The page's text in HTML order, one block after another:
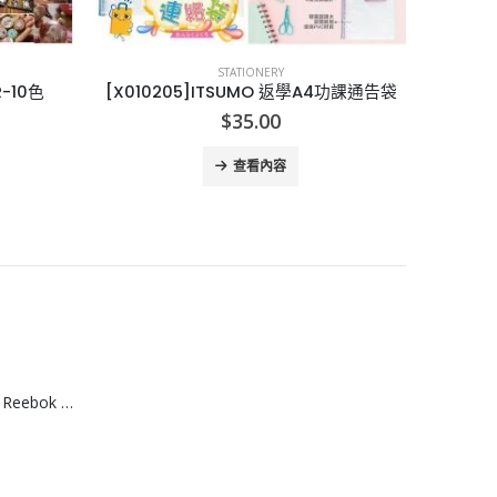
告袋
STATIONERY
[U006164]CREATIONS universe of imagination 颜料组合
$87.00
查看內容
[T608064]台灣製 Reebok 棉質運動船襪 （3入組）